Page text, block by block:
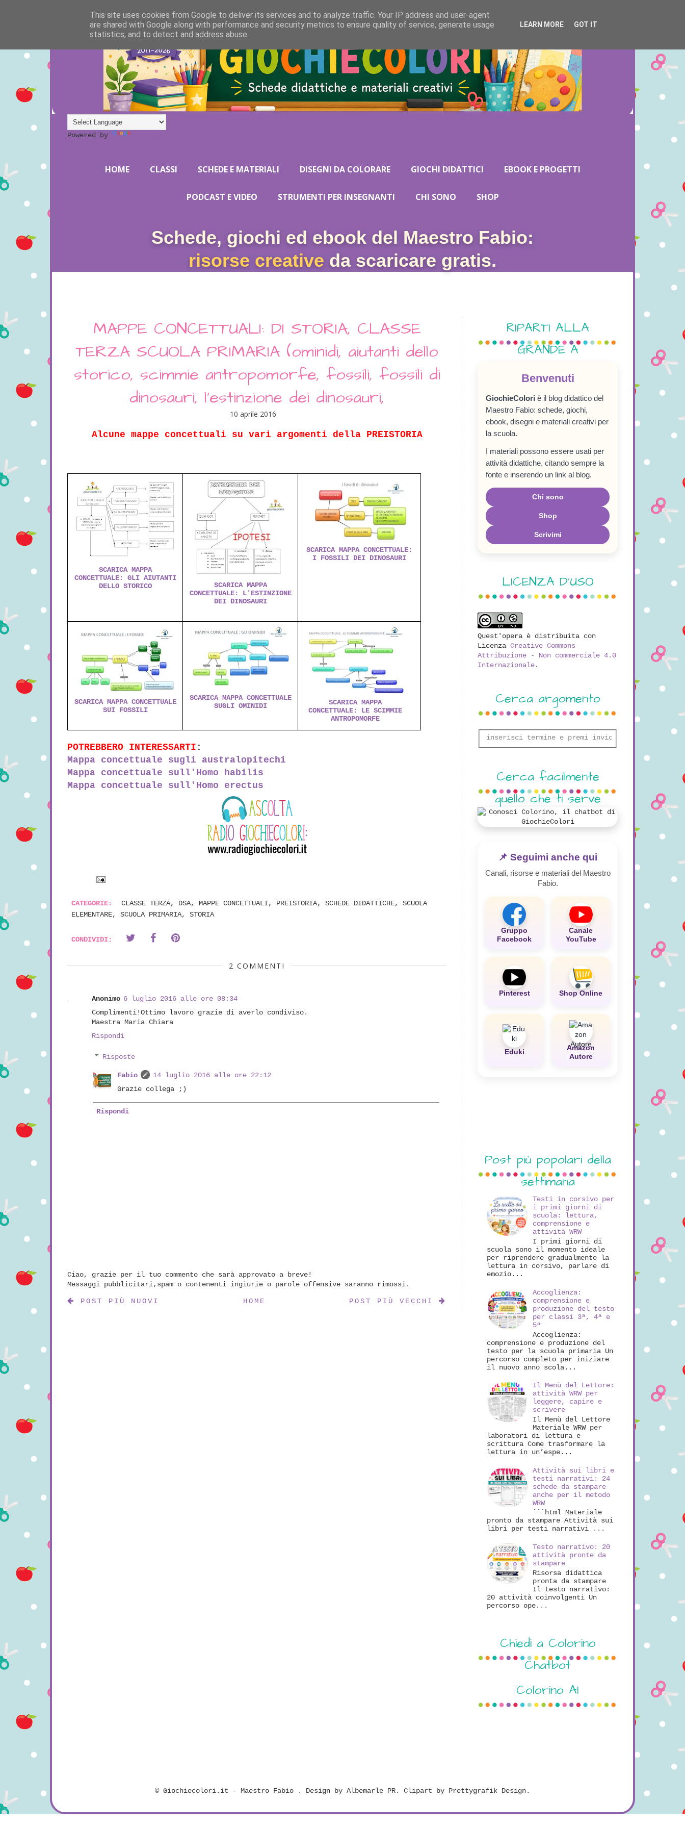
Powered by
HOME CLASSI SCHEDE E MATERIALI DISEGNI DA COLORARE GIOCHI DIDATTICI EBOOK E PROGETTI
PODCAST E VIDEO STRUMENTI PER INSEGNANTI CHI SONO SHOP
Schede, giochi ed ebook del Maestro Fabio:
risorse creative da scaricare gratis.
MAPPE CONCETTUALI: DI STORIA, CLASSE
TERZA SCUOLA PRIMARIA (ominidi, aiutanti dello
storico, scimmie antropomorfe, fossili, fossili di
dinosauri, l'estinzione dei dinosauri,
10 aprile 2016
Alcune mappe concettuali su vari argomenti della PREISTORIA
SCARICA MAPPA
CONCETTUALE: GLI AIUTANTI
DELLO STORICO
SCARICA MAPPA
CONCETTUALE: L'ESTINZIONE
DEI DINOSAURI
SCARICA MAPPA CONCETTUALE:
I FOSSILI DEI DINOSAURI
SCARICA MAPPA CONCETTUALE
SUI FOSSILI
SCARICA MAPPA CONCETTUALE
SUGLI OMINIDI
SCARICA MAPPA
CONCETTUALE: LE SCIMMIE
ANTROPOMORFE
POTREBBERO INTERESSARTI :
Mappa concettuale sugli australopitechi
Mappa concettuale sull'Homo habilis
Mappa concettuale sull'Homo erectus
CATEGORIE: CLASSE TERZA, DSA, MAPPE CONCETTUALI, PREISTORIA, SCHEDE DIDATTICHE, SCUOLA
ELEMENTARE, SCUOLA PRIMARIA, STORIA
CONDIVIDI:
2 COMMENTI
Anonimo 6 luglio 2016 alle ore 08:34
Complimenti!Ottimo lavoro grazie di averlo condiviso.
Maestra Maria Chiara
Rispondi
Risposte
Fabio
14 luglio 2016 alle ore 22:12
Grazie collega ;)
Rispondi
Ciao, grazie per il tuo commento che sarà approvato a breve!
Messaggi pubblicitari,spam o contenenti ingiurie o parole offensive saranno rimossi.
POST PIÙ NUOVI POST PIÙ VECCHI
HOME
RIPARTI ALLA
GRANDE A
SETTEMBRE!
Benvenuti
GiochieColori è il blog didattico del
Maestro Fabio: schede, giochi,
ebook, disegni e materiali creativi per
la scuola.
I materiali possono essere usati per
attività didattiche, citando sempre la
fonte e inserendo un link al blog.
Chi sono
Shop
Scrivimi
LICENZA D'USO
Quest'opera è distribuita con
Licenza Creative Commons
Attribuzione - Non commerciale 4.0
Internazionale.
Cerca argomento
Cerca facilmente
quello che ti serve
📌 Seguimi anche qui
Canali, risorse e materiali del Maestro
Fabio.
Gruppo
Facebook
Canale
YouTube
Pinterest Shop Online
Eduki
Amazon
Autore
Post più popolari della
settimana
Testi in corsivo per
i primi giorni di
scuola: lettura,
comprensione e
attività WRW
I primi giorni di
scuola sono il momento ideale
per riprendere gradualmente la
lettura in corsivo, parlare di
emozio...
Accoglienza:
comprensione e
produzione del testo
per classi 3ª, 4ª e
5ª
Accoglienza:
comprensione e produzione del
testo per la scuola primaria Un
percorso completo per iniziare
il nuovo anno scola...
Il Menù del Lettore:
attività WRW per
leggere, capire e
scrivere
Il Menù del Lettore
Materiale WRW per
laboratori di lettura e
scrittura Come trasformare la
lettura in un’espe...
Attività sui libri e
testi narrativi: 24
schede da stampare
anche per il metodo
WRW
```html Materiale
pronto da stampare Attività sui
libri per testi narrativi ...
Testo narrativo: 20
attività pronte da
stampare
Risorsa didattica
pronta da stampare
Il testo narrativo:
20 attività coinvolgenti Un
percorso ope...
Chiedi a Colorino
Chatbot
Colorino AI
© Giochiecolori.it - Maestro Fabio . Design by Albemarle PR. Clipart by Prettygrafik Design.
This site uses cookies from Google to deliver its services and to analyze traffic. Your IP address and user-agent
are shared with Google along with performance and security metrics to ensure quality of service, generate usage
statistics, and to detect and address abuse.
LEARN MORE GOT IT